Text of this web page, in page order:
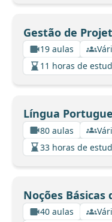
Gestão de
19 aulas
11 horas de
Língua
80 aulas
33 horas de
Noções
40 aulas